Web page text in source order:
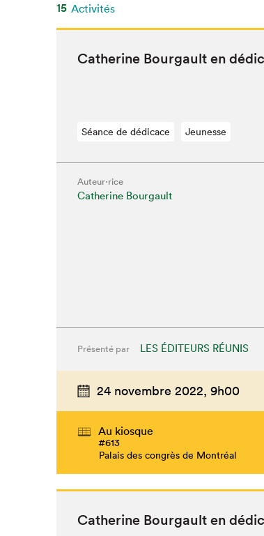
15 Activités
Cather­ine Bour­gault en
Séance de dédicace Jeunesse
Auteur·rice
Catherine Bourgault
Présenté par LES ÉDITEURS RÉUNIS
24 novembre 2022, 9h00
Au kiosque
#613
Palais des congrès de Montréal
Cather­ine Bour­gault en